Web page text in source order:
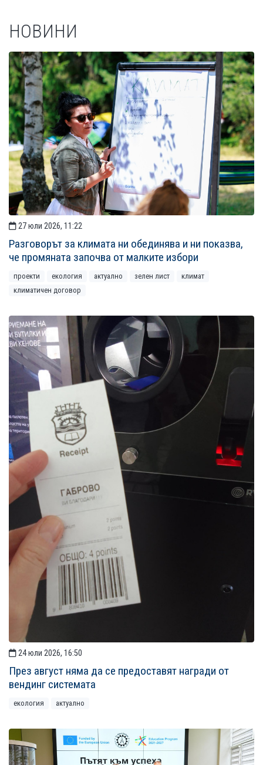
НОВИНИ
27 юли 2026, 11:22
Разговорът за климата ни обединява и ни показва,
че промяната започва от малките избори
проекти екология актуално зелен лист
климат
климатичен договор
24 юли 2026, 16:50
През август няма да се предоставят награди от
вендинг системата
екология актуално